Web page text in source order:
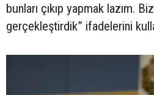
bunları çıkıp yapmak lazım.
gerçekleştirdik” ifadelerini